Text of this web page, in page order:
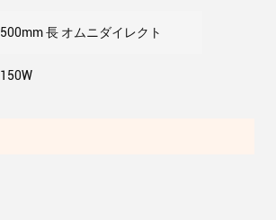
500mm 長 オムニダイレクト
150W